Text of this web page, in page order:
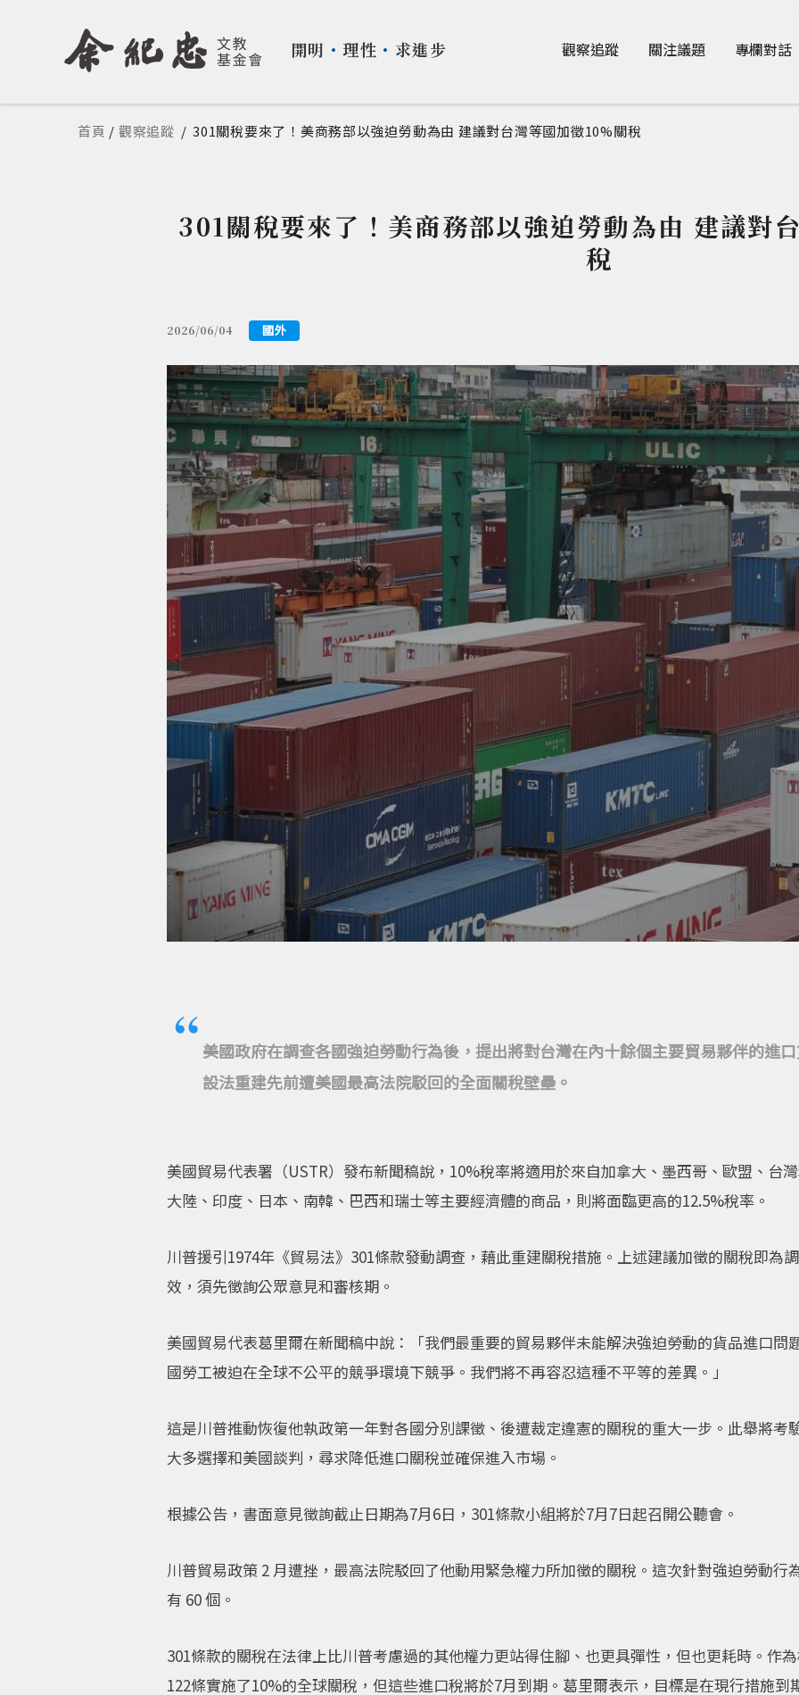
開明 ・ 理性 ・ 求進步 觀察追蹤 關注議題 專欄對話
您在這裡
首頁 / 觀察追蹤 / 301關稅要來了！美商務部以強迫勞動為由 建議對台灣等國加徵10%關稅
301關稅要來了！美商務部以強迫勞動為由 建議對
稅
2026/06/04 國外
美國政府在調查各國強迫勞動行為後，提出將對台灣在內十餘個主要貿易夥伴的進
設法重建先前遭美國最高法院駁回的全面關稅壁壘。
美國貿易代表署（USTR）發布新聞稿說，10%稅率將適用於來自加拿大、墨西哥、歐盟、台
大陸、印度、日本、南韓、巴西和瑞士等主要經濟體的商品，則將面臨更高的12.5%稅率。
川普援引1974年《貿易法》301條款發動調查，藉此重建關稅措施。上述建議加徵的關稅即為
效，須先徵詢公眾意見和審核期。
美國貿易代表葛里爾在新聞稿中說：「我們最重要的貿易夥伴未能解決強迫勞動的貨品進口問
國勞工被迫在全球不公平的競爭環境下競爭。我們將不再容忍這種不平等的差異。」
這是川普推動恢復他執政第一年對各國分別課徵、後遭裁定違憲的關稅的重大一步。此舉將考
大多選擇和美國談判，尋求降低進口關稅並確保進入市場。
根據公告，書面意見徵詢截止日期為7月6日，301條款小組將於7月7日起召開公聽會。
川普貿易政策 2 月遭挫，最高法院駁回了他動用緊急權力所加徵的關稅。這次針對強迫勞動行
有 60 個。
301條款的關稅在法律上比川普考慮過的其他權力更站得住腳、也更具彈性，但也更耗時。作
122條實施了10%的全球關稅，但這些進口稅將於7月到期。葛里爾表示，目標是在現行措施